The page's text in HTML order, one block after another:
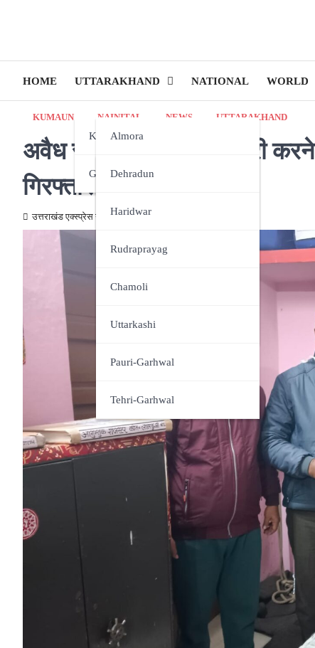
HOME UTTARAKHAND
KumaunAlmora
Bageshwar
Champawat
Nainital
Pithoragarh
Udham Singh Nagar
GarhwalDehradun
Haridwar
Rudraprayag
Chamoli
Uttarkashi
Pauri-Garhwal
Tehri-Garhwal
NATIONAL WORLD
KUMAUN NAINITAL NEWS UTTARAKHAND
अवैध रूप से शराब की तस्करी
गिरफ्तार
उत्तराखंड एक्स्प्रेस न्यूज़ December 29, 2023